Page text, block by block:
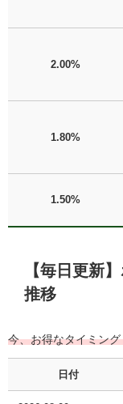
2.00%
1.80%
1.50%
【毎日更新
推移
今、お得なタイミング
日付